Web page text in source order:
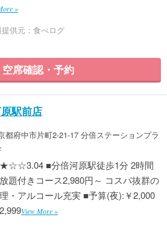
»
供元：食べログ
席確認・予約
駅前店
都府中市片町2-21-17 分倍ステーションプラ
■分倍河原駅徒歩1分 2時間
題付きコース2,980円～ コスパ抜群の
・アルコール充実 ■予算(夜):￥2,000
View More »